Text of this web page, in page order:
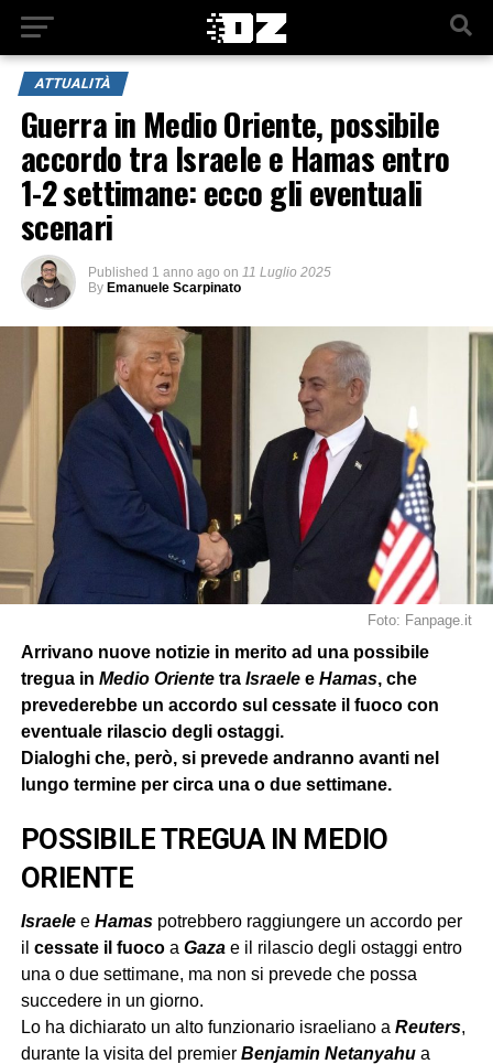
ATTUALITÀ
Guerra in Medio Oriente, possibile
accordo tra Israele e Hamas entro
1-2 settimane: ecco gli eventuali
scenari
Published 1 anno ago on 11 Luglio 2025
By Emanuele Scarpinato
Foto: Fanpage.it
Arrivano nuove notizie in merito ad una possibile
tregua in Medio Orientetra Israelee Hamas, che
prevederebbe un accordo sul cessate il fuoco con
eventuale rilascio degli ostaggi.
Dialoghi che, però, si prevede andranno avanti nel
lungo termine per circa una o due settimane.
POSSIBILE TREGUA IN MEDIO
ORIENTE
Israelee Hamaspotrebbero raggiungere un accordo per
il cessate il fuocoa Gazae il rilascio degli ostaggi entro
una o due settimane, ma non si prevede che possa
succedere in un giorno.
Lo ha dichiarato un alto funzionario israeliano a Reuters,
durante la visita del premier Benjamin Netanyahua